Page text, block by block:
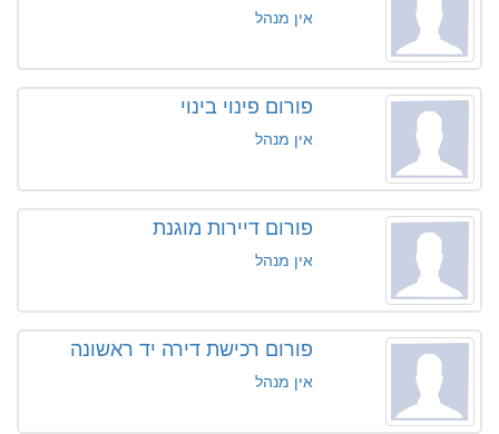
אין מנהל
פורום פינוי בינוי
אין מנהל
פורום דיירות מוגנת
אין מנהל
פורום רכישת דירה יד ראשונה
אין מנהל